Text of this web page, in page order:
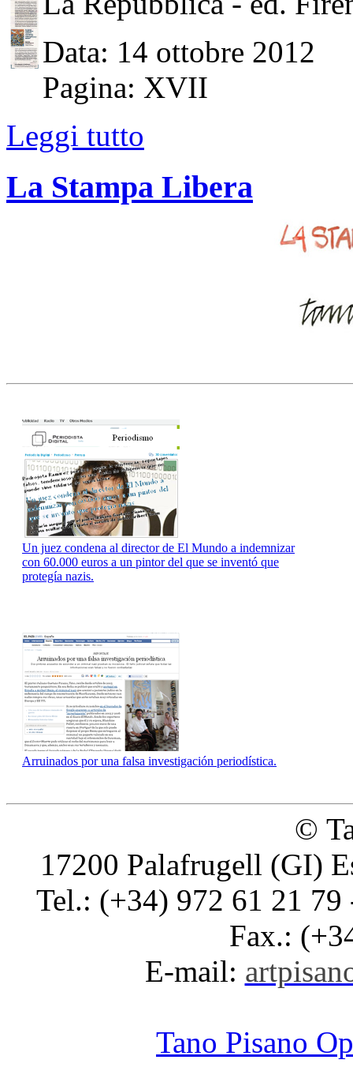
Data: 14 ottobre 2012
Pagina: XVII
Leggi tutto
La Stampa Libera
Un juez condena al director de El Mundo a indemnizar
con 60.000 euros a un pintor del que se inventó que
protegía nazis.
Arruinados por una falsa investigación periodística.
©
17200 Palafrugell (GI)
Tel.: (+34) 972 61 21
Fax.:
E-mail:
Tano Pisano